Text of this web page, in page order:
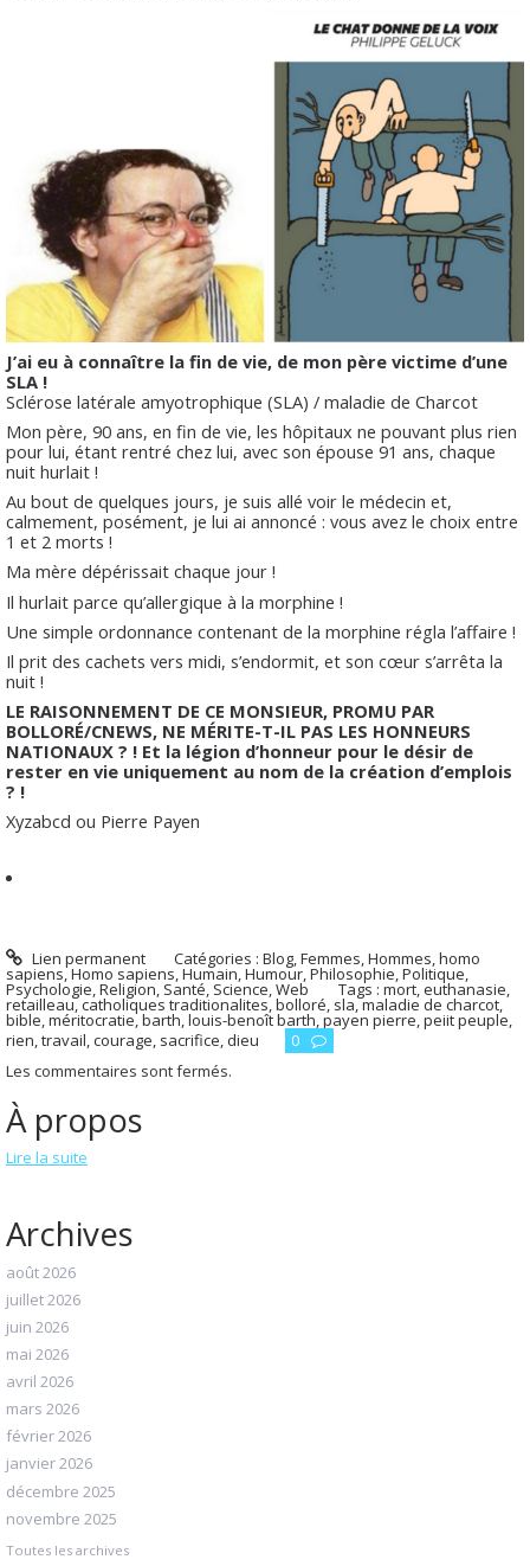
J’ai eu à connaître la fin de vie, de mon père victime d’une
SLA !
Sclérose latérale amyotrophique (SLA) / maladie de Charcot
Mon père, 90 ans, en fin de vie, les hôpitaux ne pouvant plus rien
pour lui, étant rentré chez lui, avec son épouse 91 ans, chaque
nuit hurlait !
Au bout de quelques jours, je suis allé voir le médecin et,
calmement, posément, je lui ai annoncé : vous avez le choix entre
1 et 2 morts !
Ma mère dépérissait chaque jour !
Il hurlait parce qu’allergique à la morphine !
Une simple ordonnance contenant de la morphine régla l’affaire !
Il prit des cachets vers midi, s’endormit, et son cœur s’arrêta la
nuit !
LE RAISONNEMENT DE CE MONSIEUR, PROMU PAR
BOLLORÉ/CNEWS, NE MÉRITE-T-IL PAS LES HONNEURS
NATIONAUX ? ! Et la légion d’honneur pour le désir de
rester en vie uniquement au nom de la création d’emplois
? !
Xyzabcd ou Pierre Payen
Lien permanent Catégories :Blog,Femmes,Hommes, homo
sapiens,Homo sapiens,Humain,Humour,Philosophie,Politique,
Psychologie,Religion, Santé, Science,Web Tags : mort,euthanasie,
retailleau,catholiques traditionalites,bolloré, sla,maladie de charcot,
bible,méritocratie,barth,louis-benoît barth,payen pierre,peiit peuple,
rien,travail,courage, sacrifice, dieu
0
Les commentaires sont fermés.
À propos
Lire la suite
Archives
août 2026
juillet 2026
juin 2026
mai 2026
avril 2026
mars 2026
février 2026
janvier 2026
décembre 2025
novembre 2025
Toutes les archives